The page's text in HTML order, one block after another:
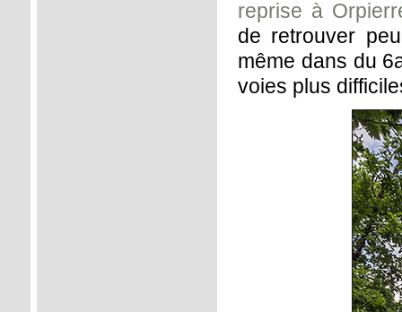
reprise à
de retrouver
même dans du
voies plus